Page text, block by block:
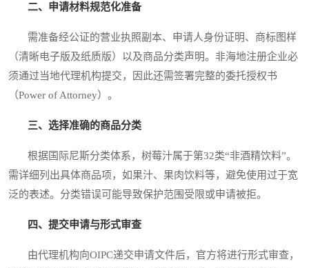
二、申请材料规范化准备
需准备经公证的营业执照副本、申请人身份证明、商标图样
（清晰电子版及纸质版）以及商品分类声明。非海地注册企业必
须通过当地代理机构提交，因此还需签署完整的委托授权书
（Power of Attorney）。
三、选择准确的商品分类
根据国际尼斯分类体系，树莓汁属于第32类“非酒精饮料”。
需详细列出具体商品项，如果汁、果肉饮料等，避免使用过于宽
泛的表述。分类错误可能导致保护范围受限或申请被拒。
四、提交申请与形式审查
由代理机构向OIPC递交申请文件后，官方将进行形式审查，